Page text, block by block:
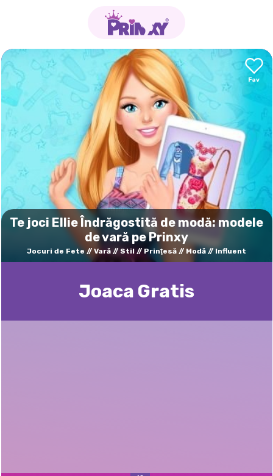
Te joci Ellie Îndrăgostită de modă: modele
de vară pe Prinxy
Jocuri de Fete Vară Stil Prinţesă Modă Influent
Joaca Gratis